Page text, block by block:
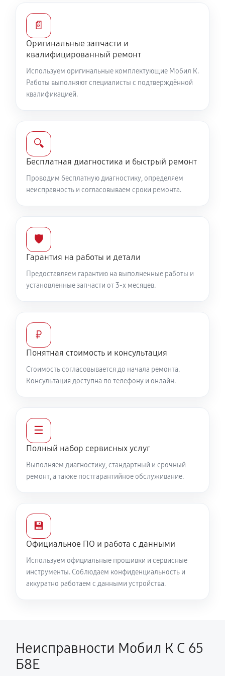
Замена/Pемонт стартера
Замена расходных материалов карбюратора
1300 руб 60 минут
Замена шины на колесном диске
Замена ремней снегоуборщика Мобил К С 65 Б8Е
Смазка втулок снегоуборщика Мобил К С 65 Б8Е
780 руб 60 минут
Замена цепи привода хода
1760 руб 60 минут
Замена (установка) срезного болта
850 руб 60 минут
Замена корпуса шнека
Смазка осей привода снегоуборщика Мобил К С 65
Б8Е
1820 руб 60 минут
Замена сцепления снегоуборщика Мобил К С 65
Замена подшипника колеса
1170 руб 60 минут
Замена маховика снегоуборщика Мобил К С 65 Б8Е
1370 руб 60 минут
Ремонт втулок колес снегоуборщика Мобил К С 65
Б8Е
📄
Оригинальные запчасти и
квалифицированный ремонт
Используем оригинальные комплектующие Мобил К.
Работы выполняют специалисты с подтверждённой
квалификацией.
🔍
Бесплатная диагностика и быстрый ремонт
Проводим бесплатную диагностику, определяем
неисправность и согласовываем сроки ремонта.
🛡️
Гарантия на работы и детали
Предоставляем гарантию на выполненные работы и
установленные запчасти от 3-х месяцев.
₽
Понятная стоимость и консультация
Стоимость согласовывается до начала ремонта.
Консультация доступна по телефону и онлайн.
☰
Полный набор сервисных услуг
Выполняем диагностику, стандартный и срочный
ремонт, а также постгарантийное обслуживание.
💾
Официальное ПО и работа с данными
Используем официальные прошивки и сервисные
инструменты. Соблюдаем конфиденциальность и
аккуратно работаем с данными устройства.
Неисправности Мобил К С 65
Б8Е